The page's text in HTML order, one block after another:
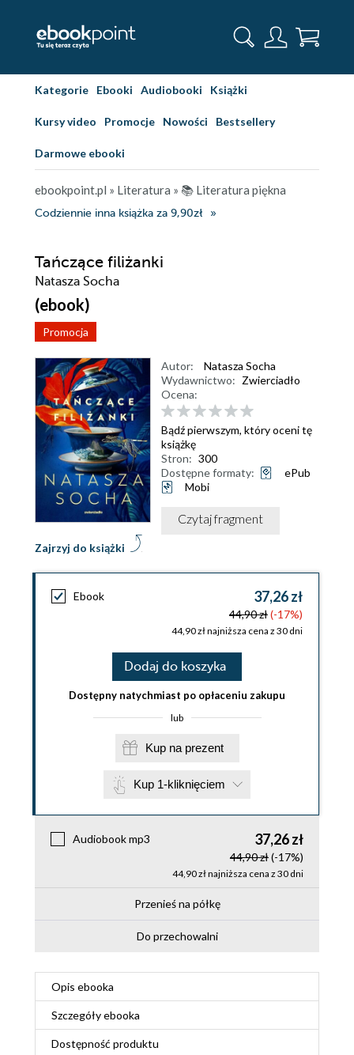
Kategorie Ebooki Audiobooki Książki
Kursy video Promocje Nowości Bestsellery
Darmowe ebooki
ebookpoint.pl » Literatura » 📚 Literatura piękna
Codziennie inna książka za 9,90zł
Tańczące filiżanki
Natasza Socha
(ebook)
Promocja
Zajrzyj do książki
Autor:
Natasza Socha
Wydawnictwo: Zwierciadło
Ocena:
Bądź pierwszym, który oceni tę
książkę
Stron: 300
Dostępne formaty:
ePub
Mobi
Czytaj fragment
Ebook 37,26 zł
44,90 zł(-17%)
44,90 zł najniższa cena z 30 dni
Dodaj do koszyka
Dostępny natychmiast po opłaceniu zakupu
lub
Kup na prezent
Kup 1-kliknięciem
Audiobook mp3 37,26 zł
44,90 zł(-17%)
44,90 zł najniższa cena z 30 dni
Przenieś na półkę
Do przechowalni
Opis ebooka
Szczegółyebooka
Dostępność produktu